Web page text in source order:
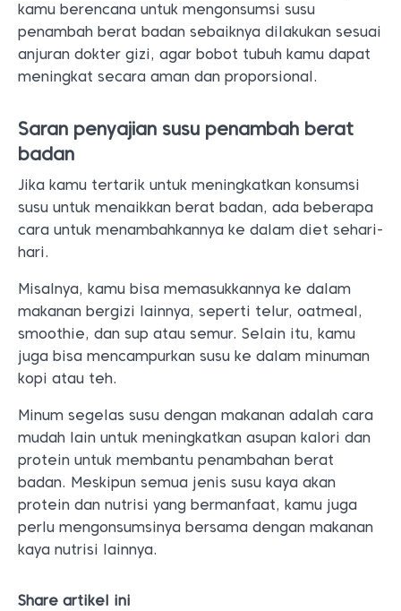
kamu berencana untuk mengonsumsi susu
penambah berat badan sebaiknya dilakukan sesuai
anjuran dokter gizi, agar bobot tubuh kamu dapat
meningkat secara aman dan proporsional.
Saran penyajian susu penambah berat
badan
Jika kamu tertarik untuk meningkatkan konsumsi
susu untuk menaikkan berat badan, ada beberapa
cara untuk menambahkannya ke dalam diet sehari-
hari.
Misalnya, kamu bisa memasukkannya ke dalam
makanan bergizi lainnya, seperti telur, oatmeal,
smoothie, dan sup atau semur. Selain itu, kamu
juga bisa mencampurkan susu ke dalam minuman
kopi atau teh.
Minum segelas susu dengan makanan adalah cara
mudah lain untuk meningkatkan asupan kalori dan
protein untuk membantu penambahan berat
badan. Meskipun semua jenis susu kaya akan
protein dan nutrisi yang bermanfaat, kamu juga
perlu mengonsumsinya bersama dengan makanan
kaya nutrisi lainnya.
Share artikel ini